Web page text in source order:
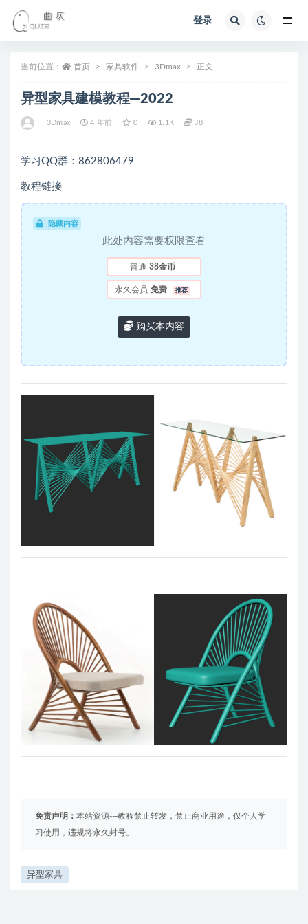
登录
当前位置： 首页 家具软件 3Dmax 正文
异型家具建模教程—2022
3Dmax 4 年前 0 1.1K 38
学习QQ群：862806479
教程链接
隐藏内容
此处内容需要权限查看
普通 38金币
永久会员 免费 推荐
购买本内容
免责声明： 本站资源---教程禁止转发，禁止商业用途，仅个人学
习使用，违规将永久封号。
异型家具